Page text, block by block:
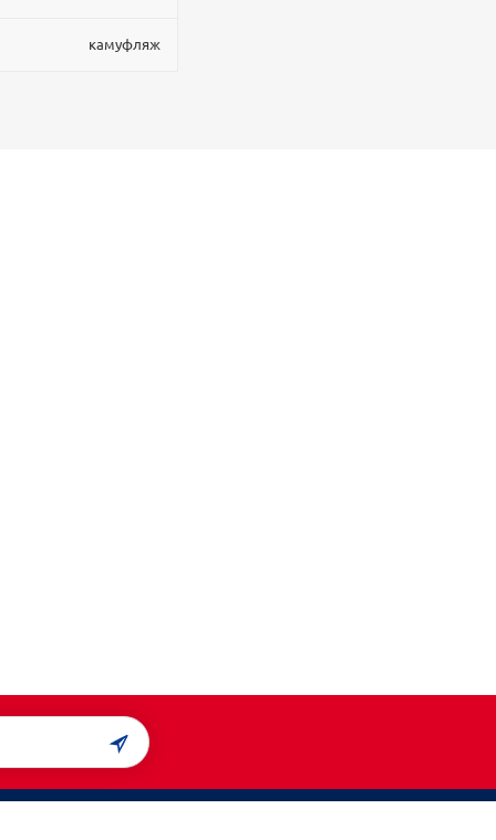
камуфляж